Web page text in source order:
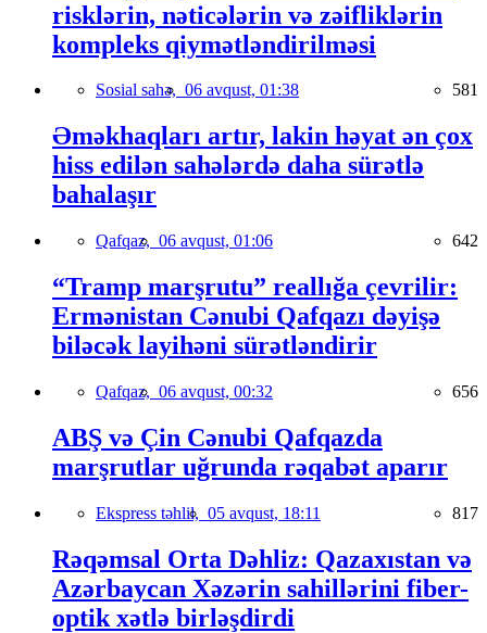
risklərin, nəticələrin və zəifliklərin
kompleks qiymətləndirilməsi
Sosial sahə, 06 avqust, 01:38 581
Əməkhaqları artır, lakin həyat ən çox
hiss edilən sahələrdə daha sürətlə
bahalaşır
Qafqaz, 06 avqust, 01:06 642
“Tramp marşrutu” reallığa çevrilir:
Ermənistan Cənubi Qafqazı dəyişə
biləcək layihəni sürətləndirir
Qafqaz, 06 avqust, 00:32 656
ABŞ və Çin Cənubi Qafqazda
marşrutlar uğrunda rəqabət aparır
Ekspress təhlil, 05 avqust, 18:11 817
Rəqəmsal Orta Dəhliz: Qazaxıstan və
Azərbaycan Xəzərin sahillərini fiber-
optik xətlə birləşdirdi